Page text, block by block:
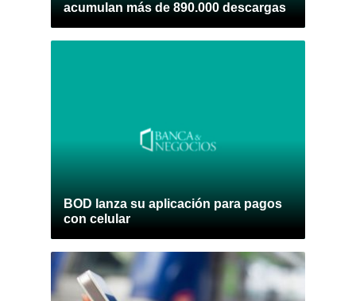
acumulan más de 890.000 descargas
BOD lanza su aplicación para pagos
con celular